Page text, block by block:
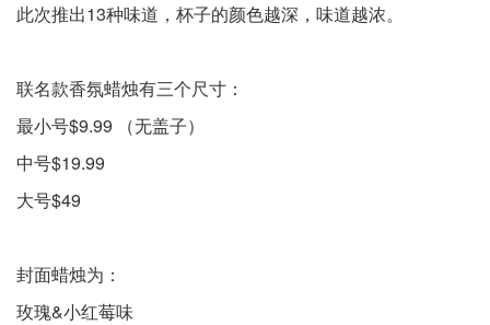
此次推出13种味道，杯子的颜色越深，味道越浓。
联名款香氛蜡烛有三个尺寸：
最小号$9.99 （无盖子）
中号$19.99
大号$49
封面蜡烛为：
玫瑰&小红莓味